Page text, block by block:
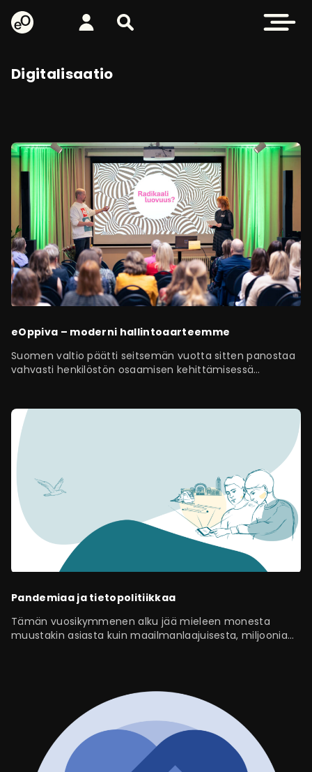
eOppiva - Etusivulle
Kirjaudu Etsi sivustolta Avaa
Digitalisaatio
eOppiva – moderni hallintoaarteemme
Suomen valtio päätti seitsemän vuotta sitten panostaa
vahvasti henkilöstön osaamisen kehittämisessä
Pandemiaa ja tietopolitiikkaa
Tämän vuosikymmenen alku jää mieleen monesta
muustakin asiasta kuin maailmanlaajuisesta, miljoonia